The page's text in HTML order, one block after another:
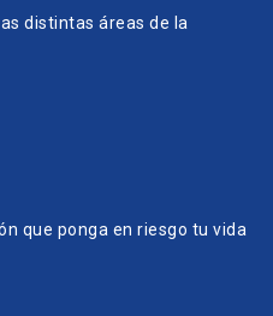
distintas áreas de la
que ponga en riesgo tu vida